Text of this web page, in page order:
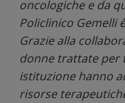
oncologiche e da
Policlinico Gemelli
Grazie alla
donne trattate per
istituzione hanno
risorse